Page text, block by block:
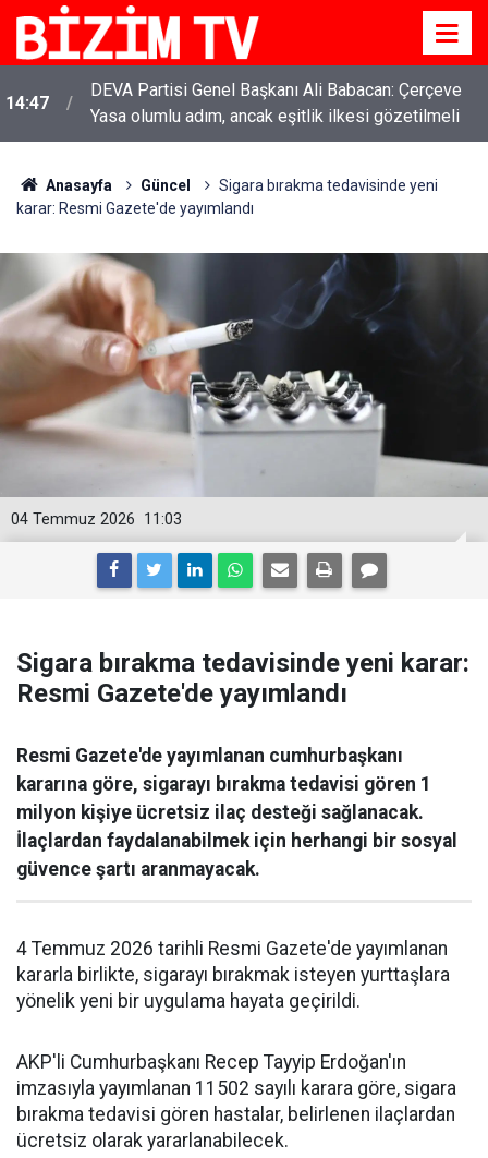
14:47
DEVA Partisi Genel Başkanı Ali Babacan: Çerçeve
Yasa olumlu adım, ancak eşitlik ilkesi gözetilmeli
Anasayfa Güncel
Sigara bırakma tedavisinde yeni
karar: Resmi Gazete'de yayımlandı
11:03
04 Temmuz 2026
Sigara bırakma tedavisinde yeni karar:
Resmi Gazete'de yayımlandı
Resmi Gazete'de yayımlanan cumhurbaşkanı
kararına göre, sigarayı bırakma tedavisi gören 1
milyon kişiye ücretsiz ilaç desteği sağlanacak.
İlaçlardan faydalanabilmek için herhangi bir sosyal
güvence şartı aranmayacak.
4 Temmuz 2026 tarihli Resmi Gazete'de yayımlanan
kararla birlikte, sigarayı bırakmak isteyen yurttaşlara
yönelik yeni bir uygulama hayata geçirildi.
AKP'li Cumhurbaşkanı Recep Tayyip Erdoğan'ın
imzasıyla yayımlanan 11502 sayılı karara göre, sigara
bırakma tedavisi gören hastalar, belirlenen ilaçlardan
ücretsiz olarak yararlanabilecek.